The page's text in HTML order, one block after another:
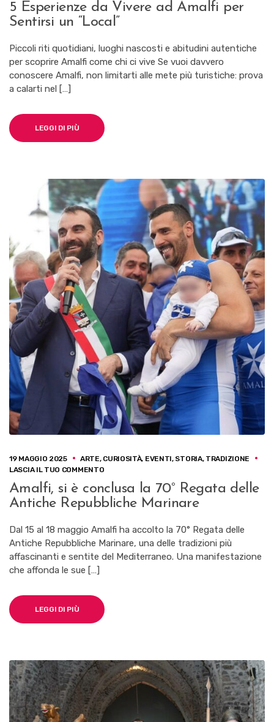
ESPERIENZE
DA
AMALFI
PER
SENTIRSI
5 Esperienze da Vivere ad Amalfi per
Sentirsi un “Local”
Piccoli riti quotidiani, luoghi nascosti e abitudini autentiche
per scoprire Amalfi come chi ci vive Se vuoi davvero
conoscere Amalfi, non limitarti alle mete più turistiche: prova
a calarti nel […]
LEGGI DI PIÙ
19 MAGGIO 2025 ARTE, CURIOSITÀ, EVENTI, STORIA, TRADIZIONE
LASCIA IL TUO COMMENTOSU
AMALFI,
SI
È
LA
70°
REGATA
DELLE
Amalfi, si è conclusa la 70° Regata delle
Antiche Repubbliche Marinare
Dal 15 al 18 maggio Amalfi ha accolto la 70° Regata delle
Antiche Repubbliche Marinare, una delle tradizioni più
affascinanti e sentite del Mediterraneo. Una manifestazione
che affonda le sue […]
LEGGI DI PIÙ